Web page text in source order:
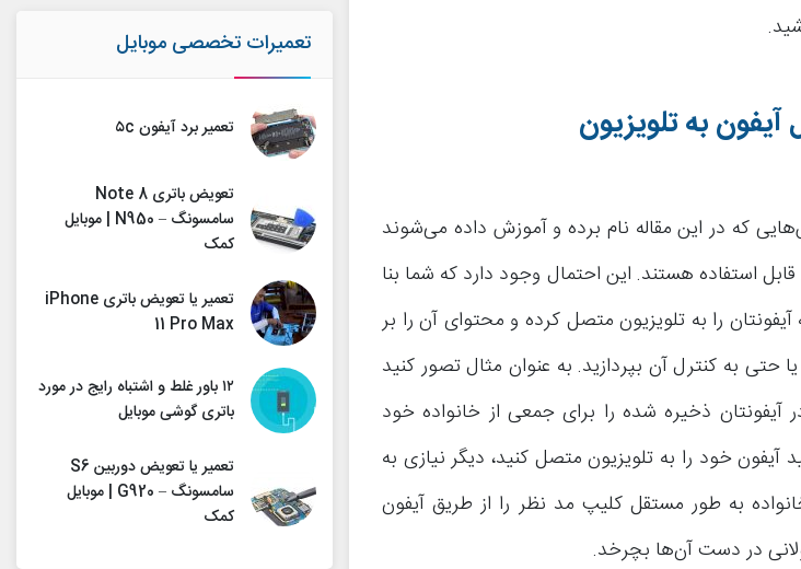
آیفون به تلویزیون
که در این مقاله نام برده و آموزش داده می‌شوند
استفاده هستند. این احتمال وجود دارد که شما بنا
را به تلویزیون متصل کرده و محتوای آن را بر
حتی به کنترل آن بپردازید. به عنوان مثال تصور کنید
ذخیره شده را برای جمعی از خانواده خود
آیفون خود را به تلویزیون متصل کنید، دیگر نیازی به
به طور مستقل کلیپ مد نظر را از طریق آیفون
در دست آن‌ها بچرخد.
تعمیرات تخصصی موبایل
تعمیر برد آیفون ۵c
تعویض باتری Note 8
سامسونگ – N950 | موبایل
کمک
تعمیر یا تعویض باتری iPhone
11 Pro Max
۱۲ باور غلط و اشتباه رایج در مورد
باتری گوشی موبایل
تعمیر یا تعویض دوربین S6
سامسونگ – G920 | موبایل
کمک